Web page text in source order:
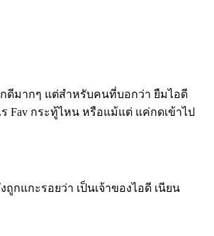
กดีมากๆ แต่สำหรับคนที่บอกว่า ยืมไอดี
Fav กระทู้ไหน หรือแม้แต่ แค่กดเข้าไป
กแกะรอยว่า เป็นเจ้าของไอดี เนียน